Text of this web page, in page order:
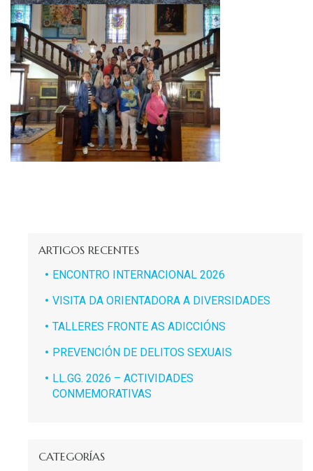
ARTIGOS RECENTES
ENCONTRO INTERNACIONAL 2026
VISITA DA ORIENTADORA A DIVERSIDADES
TALLERES FRONTE AS ADICCIÓNS
PREVENCIÓN DE DELITOS SEXUAIS
LL.GG. 2026 – ACTIVIDADES
CONMEMORATIVAS
CATEGORÍAS